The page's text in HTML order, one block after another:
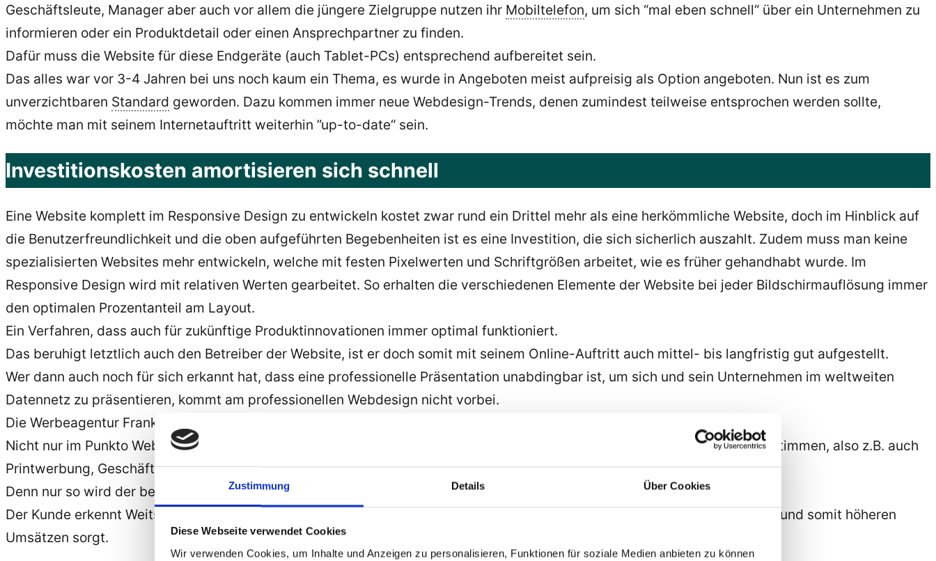
Zustimmung Details Über Cookies
Diese Webseite verwendet Cookies
Wir verwenden Cookies, um Inhalte und Anzeigen zu personalisieren, Funktionen für soziale Medien anbieten zu können
Geschäftsleute, Manager aber auch vor allem die jüngere Zielgruppe nutzen ihr Mobiltelefon, um sich “mal eben schnell“ über ein Unternehmen zu
informieren oder ein Produktdetail oder einen Ansprechpartner zu finden.
Dafür muss die Website für diese Endgeräte (auch Tablet-PCs) entsprechend aufbereitet sein.
Das alles war vor 3-4 Jahren bei uns noch kaum ein Thema, es wurde in Angeboten meist aufpreisig als Option angeboten. Nun ist es zum
unverzichtbaren Standard geworden. Dazu kommen immer neue Webdesign-Trends, denen zumindest teilweise entsprochen werden sollte,
möchte man mit seinem Internetauftritt weiterhin ”up-to-date“ sein.
Investitionskosten amortisieren sich schnell
Eine Website komplett im Responsive Design zu entwickeln kostet zwar rund ein Drittel mehr als eine herkömmliche Website, doch im Hinblick auf
die Benutzerfreundlichkeit und die oben aufgeführten Begebenheiten ist es eine Investition, die sich sicherlich auszahlt. Zudem muss man keine
spezialisierten Websites mehr entwickeln, welche mit festen Pixelwerten und Schriftgrößen arbeitet, wie es früher gehandhabt wurde. Im
Responsive Design wird mit relativen Werten gearbeitet. So erhalten die verschiedenen Elemente der Website bei jeder Bildschirmauflösung immer
den optimalen Prozentanteil am Layout.
Ein Verfahren, dass auch für zukünftige Produktinnovationen immer optimal funktioniert.
Das beruhigt letztlich auch den Betreiber der Website, ist er doch somit mit seinem Online-Auftritt auch mittel- bis langfristig gut aufgestellt.
Wer dann auch noch für sich erkannt hat, dass eine professionelle Präsentation unabdingbar ist, um sich und sein Unternehmen im weltweiten
Datennetz zu präsentieren, kommt am professionellen Webdesign nicht vorbei.
Die Werbeagentur Frank aus Saarbrücken blickt dabei stets über den Tellerand hinaus.
Nicht nur im Punkto Webdesign, sondern auch im Hinblick darauf, alle weiteren Schritte der Präsentation aufeinander abzustimmen, also z.B. auch
Printwerbung, Geschäftsausstattung und dergleichen mehr.
Denn nur so wird der berühmte ”
Schuh“ draus – also ein rundes, stringentes Konzept.
Der Kunde erkennt Weitsicht, Kompetenz des Werbenden, was schneller für Akzeptanz und Vertrauen bei seiner Zielgruppe und somit höheren
Umsätzen sorgt.